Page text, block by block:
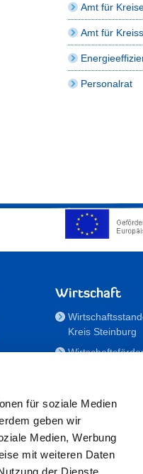
für soziale Medien
geben wir
Medien, Werbung
mit weiteren Daten
Amt für
Amt für
Personalrat
Wirtschaft
Kreis Steinburg
Zahlen, Daten,
Fakten
Gewerbeflächen